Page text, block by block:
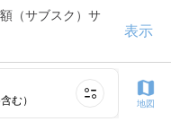
（サブスク）サ
表示
む）
地図